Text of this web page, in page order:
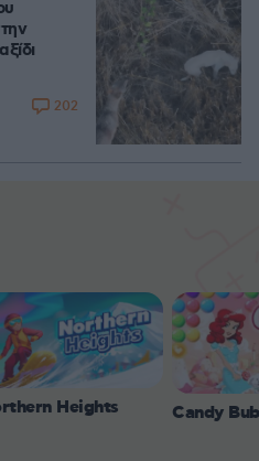
202
Heights Candy